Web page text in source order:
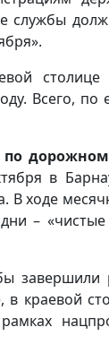
службы
столице
Всего, по
в
В ходе
–
завершили
краевой